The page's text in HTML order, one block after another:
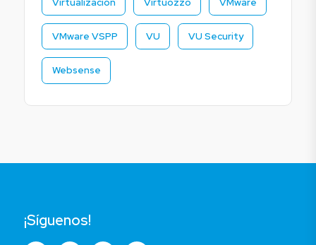
VMware VSPP VU VU Security
Websense
¡Síguenos!